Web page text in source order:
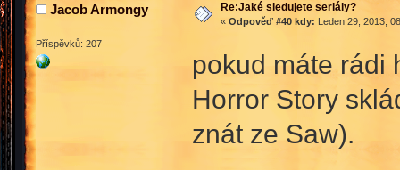
Jacob Armongy
Příspěvků: 207
Re:Jaké sledujete seriály?
« Odpověď #40 kdy: Leden 29, 2013,
pokud máte rádi
Horror Story
znát ze Saw).